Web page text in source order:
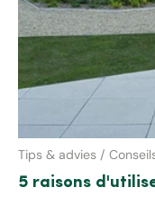
Tips & advies /
5 raisons